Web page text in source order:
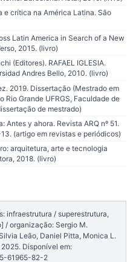
e crítica na América Latina. São
Latin America in Search of a New
2015. (livro)
(Editores). RAFAEL IGLESIA.
Andres Bello, 2010. (livro)
2019. Dissertação (Mestrado em
Grande UFRGS, Faculdade de
de mestrado)
Antes y ahora. Revista ARQ nº 51.
(artigo em revistas e periódicos)
arquitetura, arte e tecnologia
2018. (livro)
infraestrutura / superestrutura,
/ organização: Sergio M.
Leão, Daniel Pitta, Monica L.
Disponível em:
61965-82-2